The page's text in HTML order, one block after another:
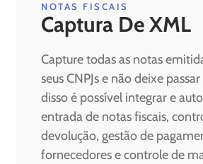
NOTAS FISCAIS
Captura De XML
Capture todas as notas
seus CNPJs e não deixe
disso é possível integrar e
entrada de notas fiscais,
devolução, gestão de
fornecedores e controle de